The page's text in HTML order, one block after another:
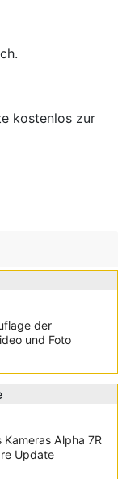
kostenlos zur
der
und Foto
Alpha 7R
Update